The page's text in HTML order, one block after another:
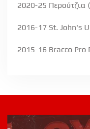
2020-25 Περούτζια
2016-17 St. John's
2015-16 Bracco Pro